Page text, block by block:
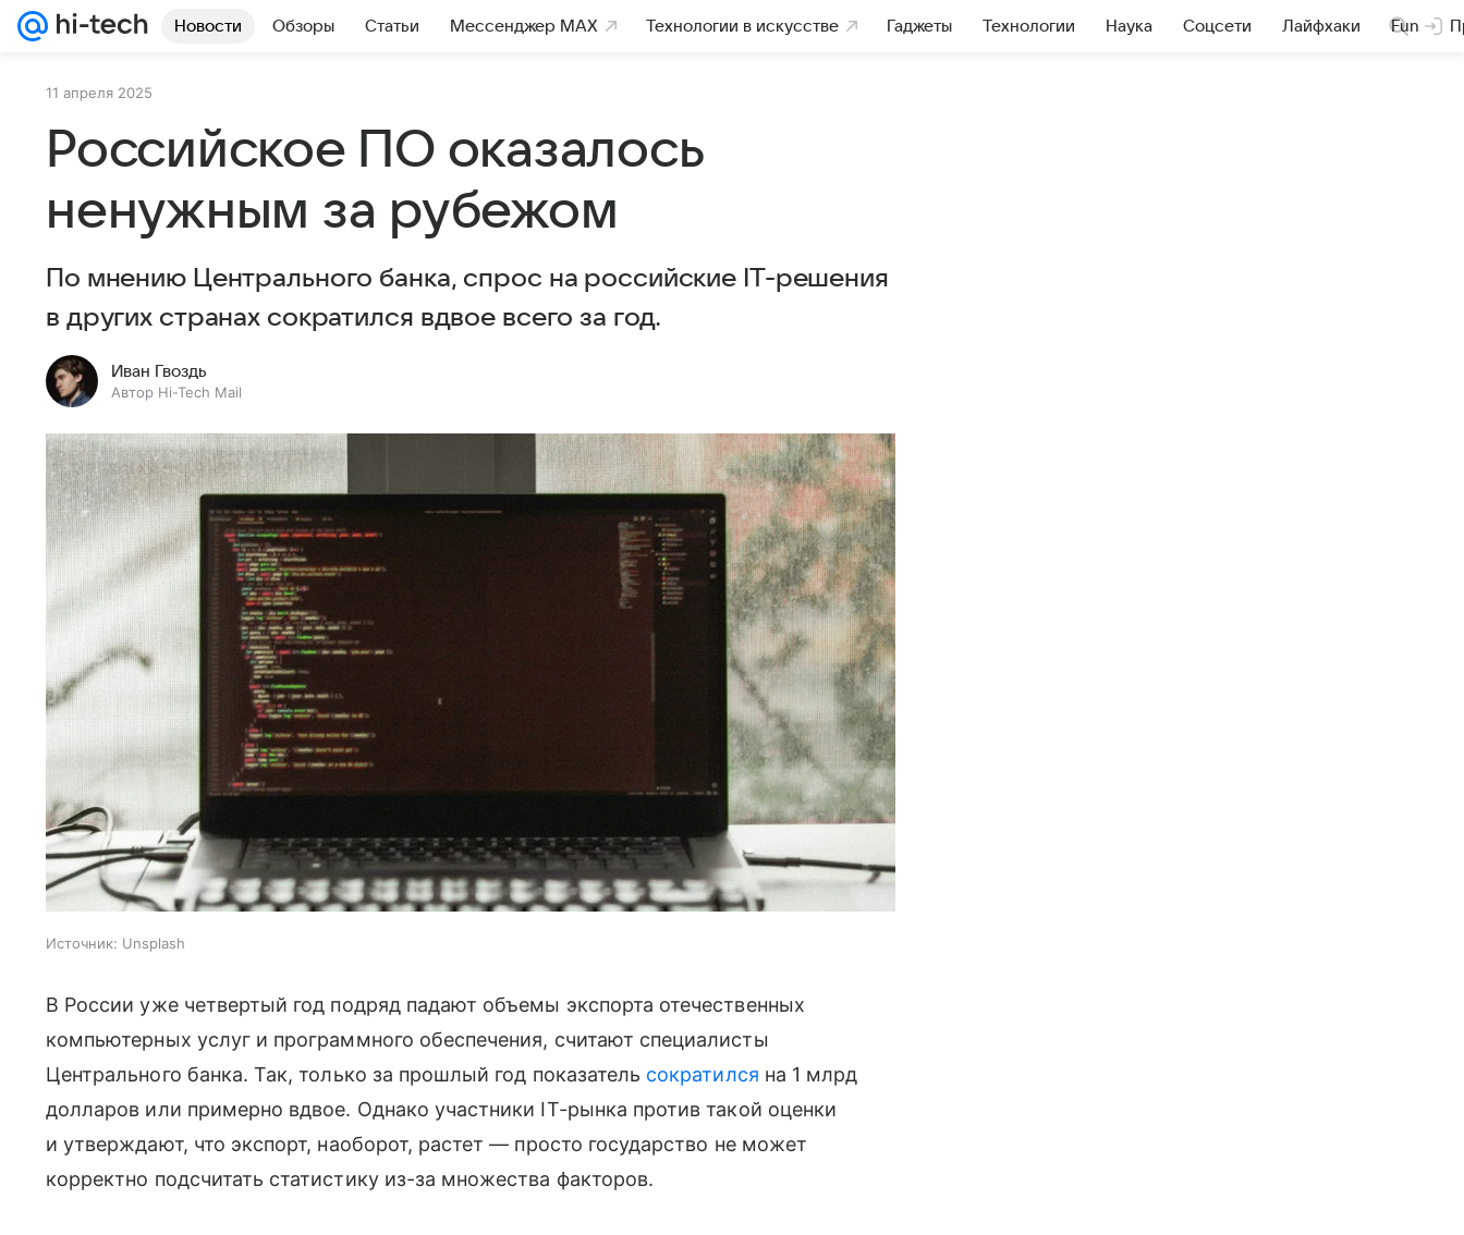
Новости Обзоры Статьи Мессенджер MAX Технологии в искусстве Гаджеты Технологии Наука Соцсети Лайфхаки Fun
11 апреля 2025
Российское ПО оказалось
ненужным за рубежом
По мнению Центрального банка, спрос на российские IT-решения
в других странах сократился вдвое всего за год.
Иван Гвоздь
Автор Hi-Tech Mail
Источник: Unsplash
В России уже четвертый год подряд падают объемы экспорта отечественных
компьютерных услуг и программного обеспечения, считают специалисты
Центрального банка. Так, только за прошлый год показатель сократился на 1 млрд
долларов или примерно вдвое. Однако участники IT-рынка против такой оценки
и утверждают, что экспорт, наоборот, растет — просто государство не может
корректно подсчитать статистику из-за множества факторов.